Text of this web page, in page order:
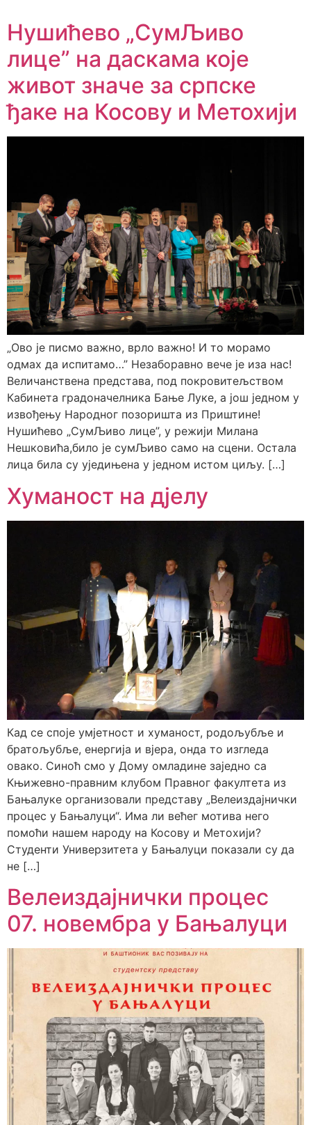
Нушићево „СумЉиво
лице” на даскама које
живот значе за српске
ђаке на Косову и Метохији
„Ово је писмо важно, врло важно! И то морамо
одмах да испитамо…” Незаборавно вече је иза нас!
Величанствена представа, под покровитељством
Кабинета градоначелника Бање Луке, а још једном у
извођењу Народног позоришта из Приштине!
Нушићево „СумЉиво лице”, у режији Милана
Нешковића,било је сумЉиво само на сцени. Остала
лица била су уједињена у једном истом циљу. […]
Хуманост на дјелу
Кад се споје умјетност и хуманост, родољубље и
братољубље, енергија и вјера, онда то изгледа
овако. Синоћ смо у Дому омладине заједно са
Књижевно-правним клубом Правног факултета из
Бањалуке организовали представу „Велеиздајнички
процес у Бањалуци“. Има ли већег мотива него
помоћи нашем народу на Косову и Метохији?
Студенти Универзитета у Бањалуци показали су да
не […]
Велеиздајнички процес
07. новембра у Бањалуци